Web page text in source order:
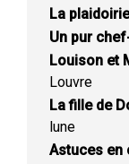
La
Un pur
Louison et
Louvre
La fille de
lune
Astuces en